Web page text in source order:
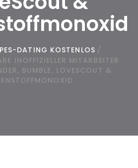
DATING KOSTENLOS /
INOFFIZIELLER MITARBEITER
BUMBLE, LOVESCOUT &